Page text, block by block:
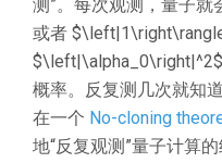
测”。每次观测，量子
或者
概率。反复测几次就知
在一个 No-cloning
地“反复观测”量子计算